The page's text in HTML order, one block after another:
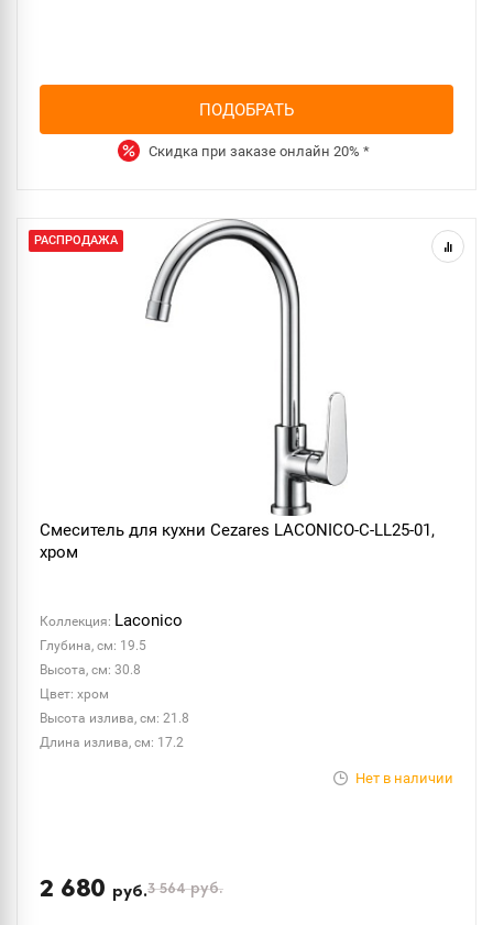
ПОДОБРАТЬ
Скидка при заказе онлайн 20% *
РАСПРОДАЖА
Смеситель для кухни Cezares LACONICO-C-LL25-01,
хром
Коллекция: Laconico
Глубина, см: 19.5
Высота, см: 30.8
Цвет: хром
Высота излива, см: 21.8
Длина излива, см: 17.2
Нет в наличии
2 680 руб.3 564руб.